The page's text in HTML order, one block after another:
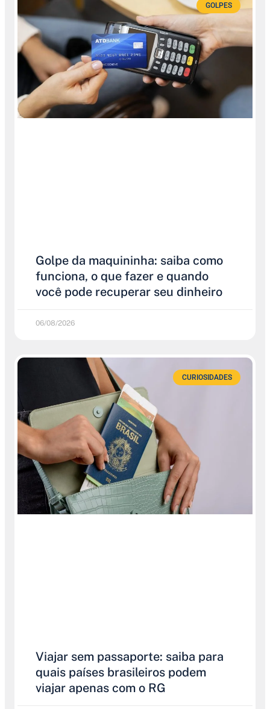
GOLPES
Golpe da maquininha: saiba como
funciona, o que fazer e quando
você pode recuperar seu dinheiro
06/08/2026
CURIOSIDADES
Viajar sem passaporte: saiba para
quais países brasileiros podem
viajar apenas com o RG